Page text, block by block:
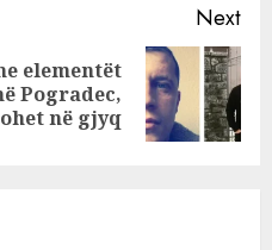
Next
elementët
Pogradec,
në gjyq